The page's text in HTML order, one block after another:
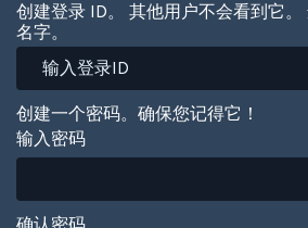
创建登录 ID。 其他用户不会看到它
名字。
创建一个密码。确保您记得它！
输入密码